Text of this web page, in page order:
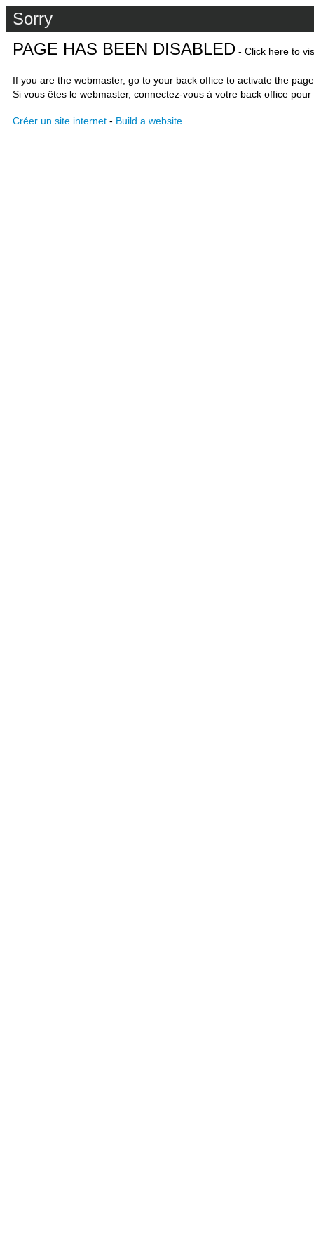
Sorry
PAGE HAS BEEN DISABLED - Click here to
If you are the webmaster, go to your back office to activate the
Si vous êtes le webmaster, connectez-vous à votre back office
Créer un site internet - Build a website